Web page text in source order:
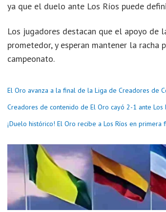
ya que el duelo ante Los Ríos puede
Los jugadores destacan que el apoyo de
prometedor, y esperan mantener la
campeonato.
El Oro avanza a la final de la Liga de Creadores de
Creadores de contenido de El Oro cayó 2-1 ante Los
¡Duelo histórico! El Oro recibe a Los Ríos en